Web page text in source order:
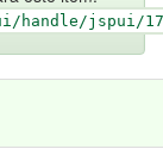
handle/jspui/